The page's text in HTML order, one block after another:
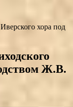
хора под
Ж.В.